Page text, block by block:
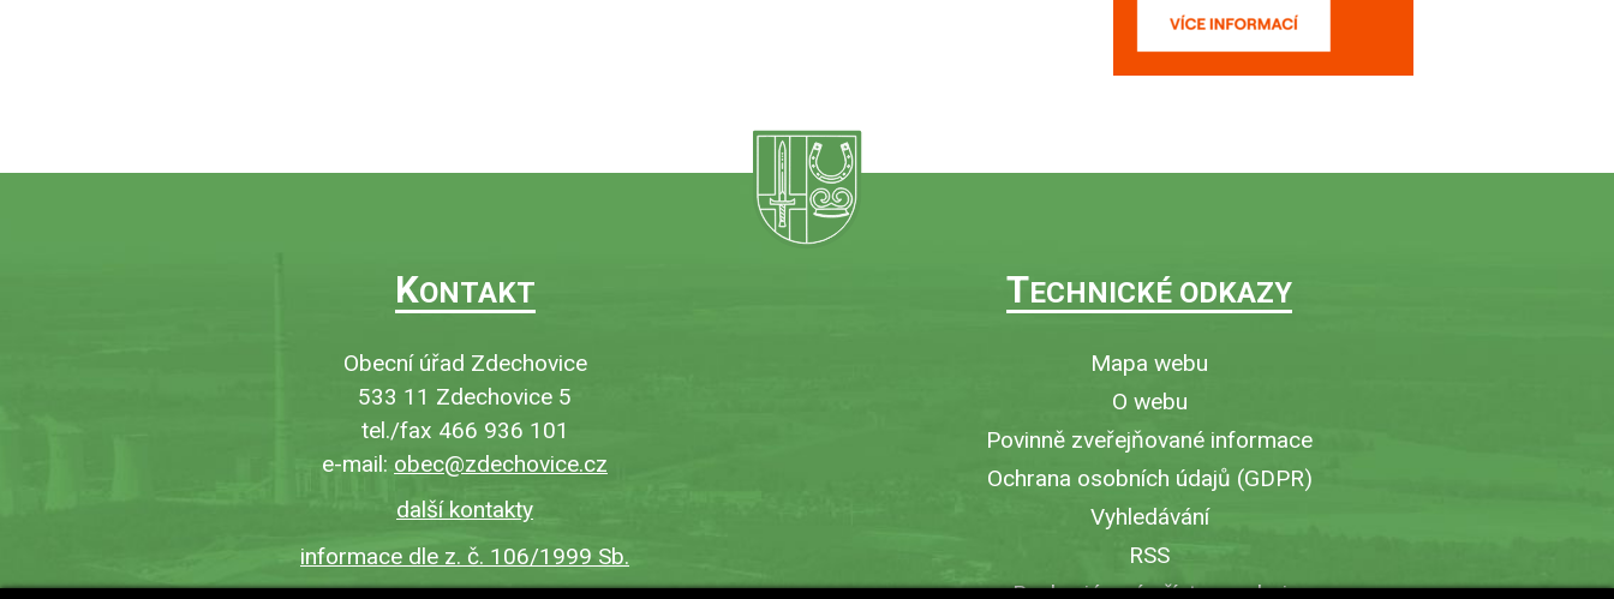
KONTAKT
Obecní úřad Zdechovice
533 11 Zdechovice 5
tel./fax 466 936 101
e-mail: obec@zdechovice.cz
další kontakty
informace dle z. č. 106/1999 Sb.
TECHNICKÉ ODKAZY
Mapa webu
O webu
Povinně zveřejňované informace
Ochrana osobních údajů (GDPR)
Vyhledávání
RSS
Bezbariérový přístup v obci